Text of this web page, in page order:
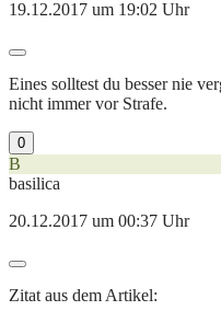
19.12.2017 um 19:02 Uhr
Eines solltest du besser nie
nicht immer vor Strafe.
0
B
basilica
20.12.2017 um 00:37 Uhr
Zitat aus dem Artikel: